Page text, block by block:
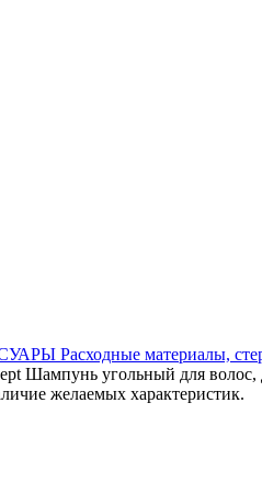
Расходные материалы,
Шампунь угольный для
желаемых характеристик.